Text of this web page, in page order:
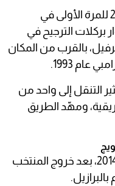
وفازت زامبيا بكأس أمم أفريقيا 2012 للمرة الأولى في
بركلات الترجيح في
بالقرب من المكان
1993.
التنقل إلى واحد من
ومهّد الطريق
تولى رينارد تدريب كوت ديفوار عام 2014، بعد خروج المنتخب